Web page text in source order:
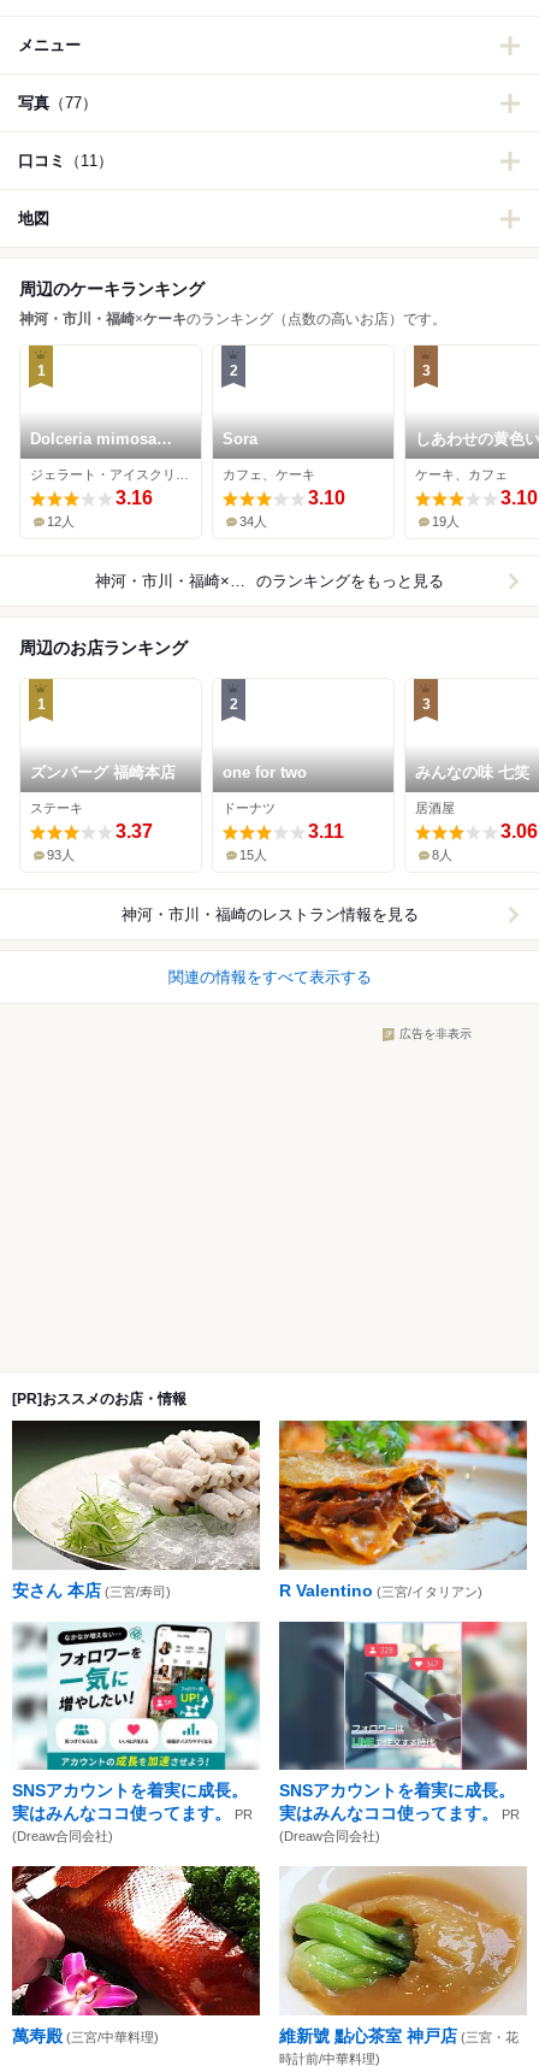
メニュー
写真 （77）
口コミ （11）
地図
周辺のケーキランキング
神河・市川・福崎×ケーキのランキング（点数の高いお店）です。
1
Dolceria mimosa
primavera
3.16
12人
2
Sora
カフェ、ケーキ
3.10
34人
3
しあわせの黄色
カチ
ケーキ、カフェ
3.10
19人
神河・市川・福崎×ケーキ のランキングをもっと見る
周辺のお店ランキング
1
ズンバーグ 福崎本店
ステーキ
3.37
93人
2
one for two
ドーナツ
3.11
15人
3
みんなの味 七笑
居酒屋
3.06
8人
神河・市川・福崎のレストラン情報を見る
関連の情報をすべて表示する
広告を非表示
[PR]おススメのお店・情報
安さん 本店 (三宮/寿司) R Valentino (三宮/イタリアン)
SNSアカウントを着実に成長。
実はみんなココ使ってます。
PR
(Dreaw合同会社)
SNSアカウントを着実に成長。
実はみんなココ使ってます。
PR
(Dreaw合同会社)
萬寿殿 (三宮/中華料理) 維新號 點心茶室 神戸店 (三宮・花
時計前/中華料理)